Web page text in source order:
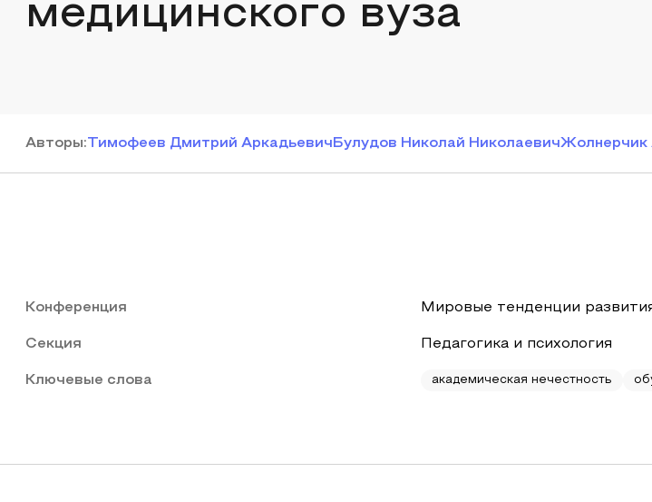
медицинского вуза
Авторы: Тимофеев Дмитрий Аркадьевич Булудов Николай НиколаевичЖолнерчик
Конференция Мировые тенденции
Секция Педагогика и психология
Ключевые слова академическая нечестность